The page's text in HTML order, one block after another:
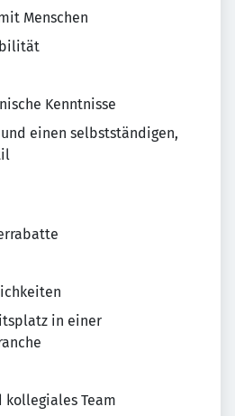
Menschen
Kenntnisse
einen selbstständigen,
in einer
kollegiales Team